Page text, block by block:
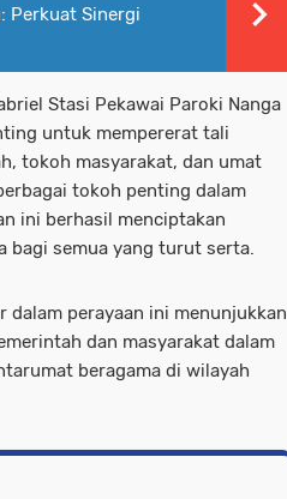
Perkuat Sinergi
Stasi Pekawai Paroki Nanga
untuk mempererat tali
tokoh masyarakat, dan umat
tokoh penting dalam
ini berhasil menciptakan
bagi semua yang turut serta.
dalam perayaan ini menunjukkan
dan masyarakat dalam
beragama di wilayah